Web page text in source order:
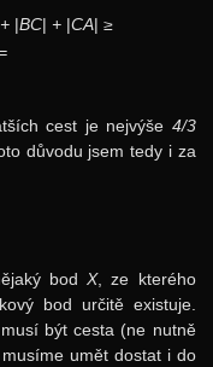
+ |BC| + |CA| ≥
cest je nejvýše 4/3
důvodu jsem tedy i za
bod X, ze kterého
bod určitě existuje.
být cesta (ne nutně
umět dostat i do